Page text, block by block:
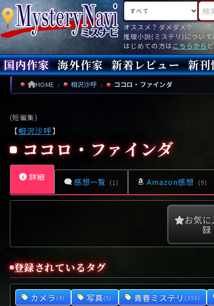
オススメ？ダメダメ？
推理小説(ミステリ)につい
はじめての方は こちらから
検索対象 検索
国内作家
あ行 あ い う え
お
さ行
さ
た行
た ち つ て
と
な行
な
は行
は ひ ふ へ
ま行
ま み む め
も
ら行
わ行
わ
海外作家
ア行 ア イ ウ エ
タ行
タ チ ツ テ
ト
ハ行
ハ ヒ フ ヘ
ホ
マ行
マ ミ ム メ
モ
ヨ
ロ
ワ行
ワ
新着レビュー 新刊
HOME 相沢沙呼 ココロ・ファインダ
(短編集)
【相沢沙呼】
ココロ・ファインダ
詳細 感想一覧 (1) Amazon感想 (9)
お気
録
登録されているタグ
カメラ(4) 写真(5) 青春ミステリ(356)